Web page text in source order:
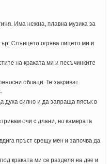
Има нежна, плавна музика за
Слънцето огрява лицето ми и
на краката ми и песъчинките
облаци. Те закриват
духа силно и да запраща пясък в
очи с длани, но камерата
пръст срещу мен и започва да
краката ми се разделя на две и